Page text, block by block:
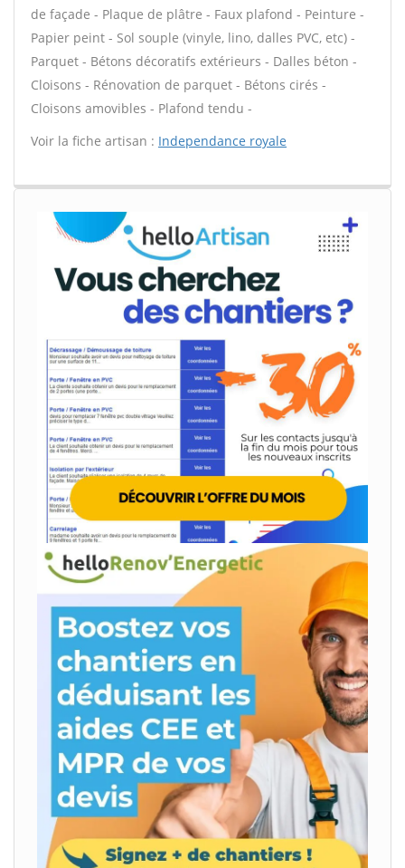
de façade - Plaque de plâtre - Faux plafond - Peinture -
Papier peint - Sol souple (vinyle, lino, dalles PVC, etc) -
Parquet - Bétons décoratifs extérieurs - Dalles béton -
Cloisons - Rénovation de parquet - Bétons cirés -
Cloisons amovibles - Plafond tendu -
Voir la fiche artisan : Independance royale